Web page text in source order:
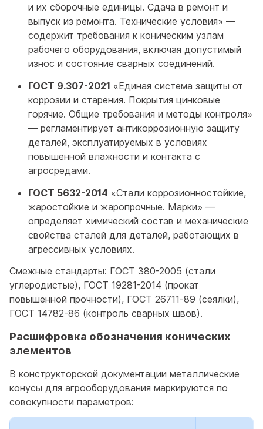
и их сборочные единицы. Сдача в ремонт и
выпуск из ремонта. Технические условия» —
содержит требования к коническим узлам
рабочего оборудования, включая допустимый
износ и состояние сварных соединений.
ГОСТ 9.307-2021 «Единая система защиты от
коррозии и старения. Покрытия цинковые
горячие. Общие требования и методы контроля»
— регламентирует антикоррозионную защиту
деталей, эксплуатируемых в условиях
повышенной влажности и контакта с
агросредами.
ГОСТ 5632-2014 «Стали коррозионностойкие,
жаростойкие и жаропрочные. Марки» —
определяет химический состав и механические
свойства сталей для деталей, работающих в
агрессивных условиях.
Смежные стандарты: ГОСТ 380-2005 (стали
углеродистые), ГОСТ 19281-2014 (прокат
повышенной прочности), ГОСТ 26711-89 (сеялки),
ГОСТ 14782-86 (контроль сварных швов).
Расшифровка обозначения конических
элементов
В конструкторской документации металлические
конусы для агрооборудования маркируются по
совокупности параметров: